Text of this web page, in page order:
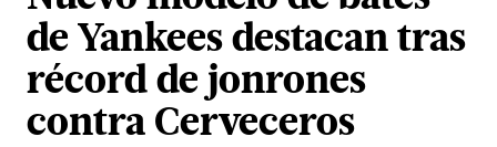
de Yankees destacan tras
récord de jonrones
contra Cerveceros